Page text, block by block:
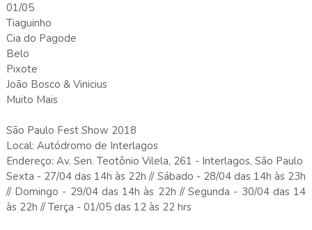
01/05
Tiaguinho
Cia do Pagode
Belo
Pixote
João Bosco & Vinicius
Muito Mais
São Paulo Fest Show 2018
Local: Autódromo de Interlagos
Endereço: Av. Sen. Teotônio Vilela, 261 - Interlagos, São Paulo
Sexta - 27/04 das 14h às 22h // Sábado - 28/04 das 14h às 23h
// Domingo - 29/04 das 14h às 22h // Segunda - 30/04 das 14
às 22h // Terça - 01/05 das 12 às 22 hrs